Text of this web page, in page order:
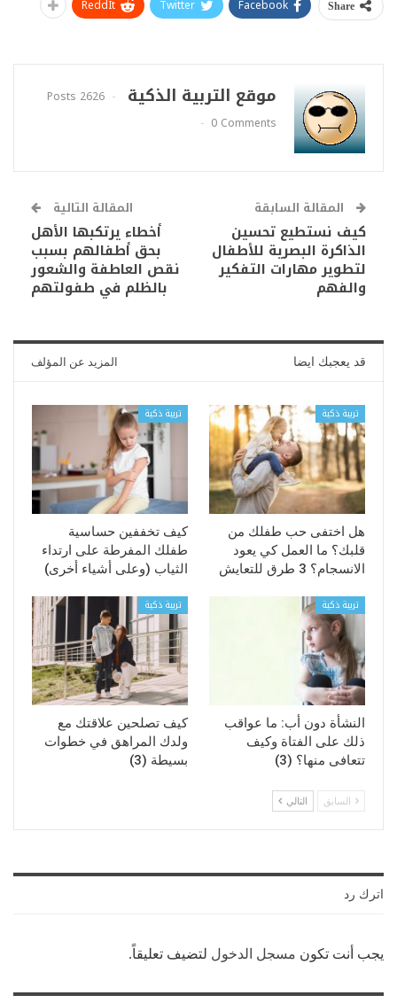
Share
Facebook
Twitter
ReddIt
موقع التربية الذكية
2626 Posts
0 Comments
المقالة السابقة
كيف نستطيع تحسين
الذاكرة البصرية للأطفال
لتطوير مهارات التفكير
والفهم
المقالة التالية
أخطاء يرتكبها الأهل
بحق أطفالهم بسبب
نقص العاطفة والشعور
بالظلم في طفولتهم
قد يعجبك ايضا المزيد عن المؤلف
تربية ذكية
هل اختفى حب طفلك من
قلبك؟ ما العمل كي يعود
الانسجام؟ 3 طرق للتعايش
تربية ذكية
كيف تخففين حساسية
طفلك المفرطة على ارتداء
الثياب (وعلى أشياء أخرى)
تربية ذكية
النشأة دون أب: ما عواقب
ذلك على الفتاة وكيف
تتعافى منها؟ (3)
تربية ذكية
كيف تصلحين علاقتك مع
ولدك المراهق في خطوات
بسيطة (3)
السابق التالي
اترك رد
يجب أنت تكون مسجل الدخول لتضيف تعليقاً.